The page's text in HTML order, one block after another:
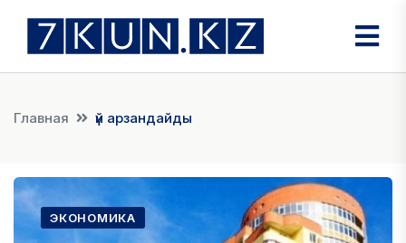
Главная үй арзандайды
ЭКОНОМИКА